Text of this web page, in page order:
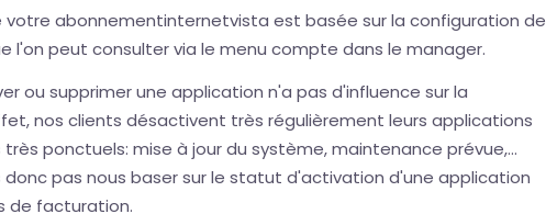
votre abonnementinternetvista est basée sur la configuration de
l'on peut consulter via le menu compte dans le manager.
ou supprimer une application n'a pas d'influence sur la
nos clients désactivent très régulièrement leurs applications
ponctuels: mise à jour du système, maintenance prévue,...
donc pas nous baser sur le statut d'activation d'une application
de facturation.